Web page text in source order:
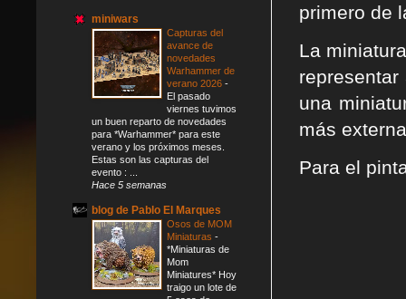
primero de
La
una
más
Para el
miniwars
Capturas del
avance de
novedades
Warhammer de
verano 2026 -
El pasado
viernes tuvimos
un buen reparto de novedades
para *Warhammer* para este
verano y los próximos meses.
Estas son las capturas del
evento : ...
Hace 5 semanas
blog de Pablo El Marques
Osos de MOM
Miniaturas -
*Miniaturas de
Mom
Miniatures* Hoy
traigo un lote de